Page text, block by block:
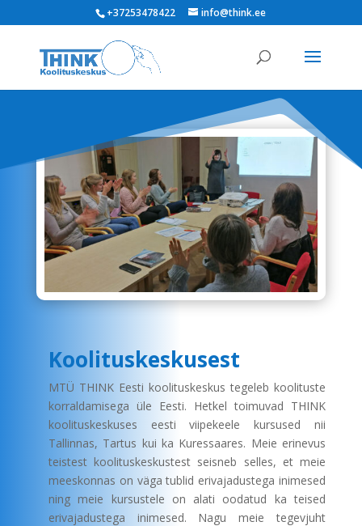
+37253478422 info@think.ee
Koolituskeskusest
MTÜ THINK Eesti koolituskeskus tegeleb koolituste
korraldamisega üle Eesti. Hetkel toimuvad THINK
koolituskeskuses eesti viipekeele kursused nii
Tallinnas, Tartus kui ka Kuressaares. Meie erinevus
teistest koolituskeskustest seisneb selles, et meie
meeskonnas on väga tublid erivajadustega inimesed
ning meie kursustele on alati oodatud ka teised
erivajadustega inimesed. Nagu meie tegevjuht